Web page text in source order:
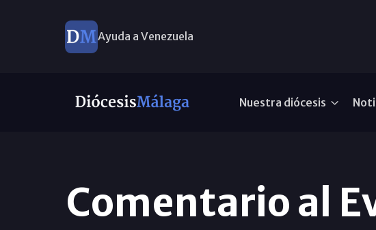
Ayuda a Venezuela
Nuestra diócesis
Comentario al